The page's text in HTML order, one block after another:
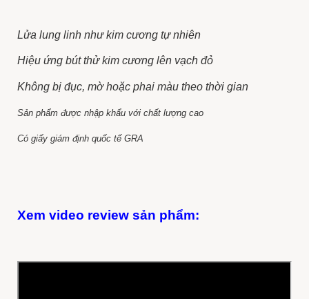
Lửa lung linh như kim cương tự nhiên
Hiệu ứng bút thử kim cương lên vạch đỏ
Không bị đục, mờ hoặc phai màu theo thời gian
Sản phẩm được nhập khẩu với chất lượng cao
Có giấy giám định quốc tế GRA
Xem video review sản phẩm: